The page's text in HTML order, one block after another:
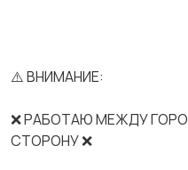
⚠️ ВНИМАНИЕ:
❌ РАБОТАЮ МЕЖДУ
СТОРОНУ ❌